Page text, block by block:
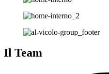
Il Team